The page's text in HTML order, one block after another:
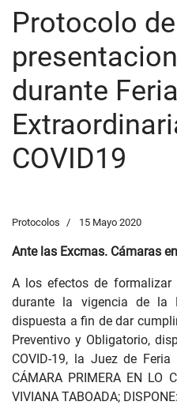
Protocolo de
durante Feria
COVID19
Protocolos 15 Mayo 2020
Ante las Excmas. Cámaras
A los efectos de formalizar
durante la vigencia de la
dispuesta a fin de dar
Preventivo y Obligatorio,
COVID-19, la Juez de
CÁMARA PRIMERA EN LO
VIVIANA TABOADA; DISPONE: